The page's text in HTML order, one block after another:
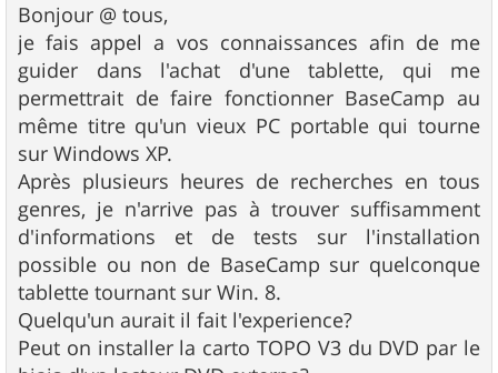
s
s
a
g
e
Bonjour @ tous,
je fais appel a vos connaissances afin de me
guider dans l'achat d'une tablette, qui me
permettrait de faire fonctionner BaseCamp au
même titre qu'un vieux PC portable qui tourne
sur Windows XP.
Après plusieurs heures de recherches en tous
genres, je n'arrive pas à trouver suffisamment
d'informations et de tests sur l'installation
possible ou non de BaseCamp sur quelconque
tablette tournant sur Win. 8.
Quelqu'un aurait il fait l'experience?
Peut on installer la carto TOPO V3 du DVD par le